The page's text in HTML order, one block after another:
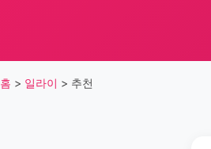
홈 > 일라이 > 추천